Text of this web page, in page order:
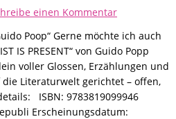
einen Kommentar
Poop“ Gerne möchte ich auch
IS PRESENT“ von Guido Popp
voller Glossen, Erzählungen und
Literaturwelt gerichtet – offen,
ISBN: 9783819099946
Erscheinungsdatum: